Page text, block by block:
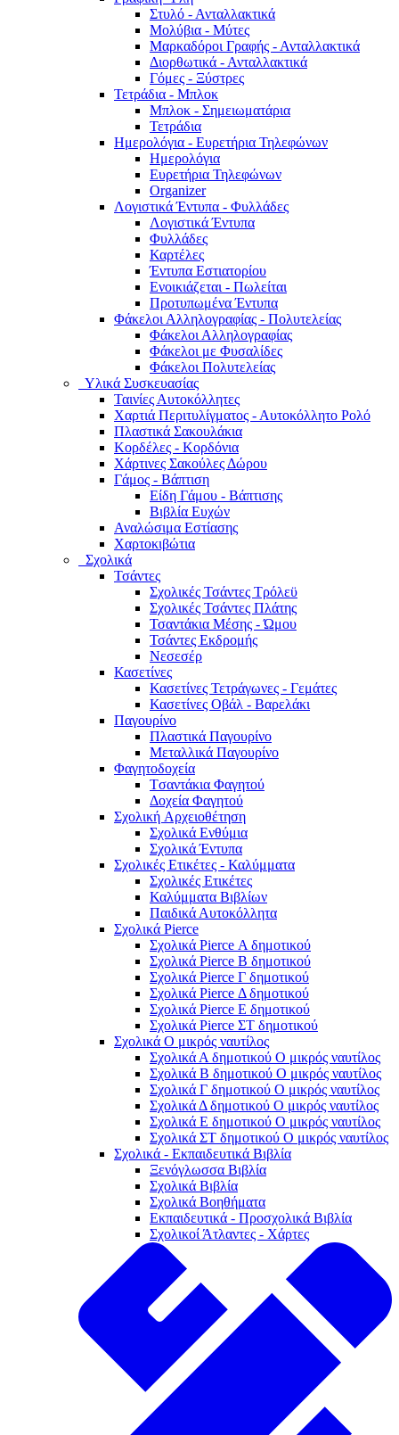
Στυλό - Ανταλλακτικά
Μολύβια - Μύτες
Μαρκαδόροι Γραφής - Ανταλλακτικά
Διορθωτικά - Ανταλλακτικά
Γόμες - Ξύστρες
Τετράδια - Μπλοκ
Μπλοκ - Σημειωματάρια
Τετράδια
Ημερολόγια - Ευρετήρια Τηλεφώνων
Ημερολόγια
Ευρετήρια Τηλεφώνων
Organizer
Λογιστικά Έντυπα - Φυλλάδες
Λογιστικά Έντυπα
Φυλλάδες
Καρτέλες
Έντυπα Εστιατορίου
Ενοικιάζεται - Πωλείται
Προτυπωμένα Έντυπα
Φάκελοι Αλληλογραφίας - Πολυτελείας
Φάκελοι Αλληλογραφίας
Φάκελοι με Φυσαλίδες
Φάκελοι Πολυτελείας
Υλικά Συσκευασίας
Ταινίες Αυτοκόλλητες
Χαρτιά Περιτυλίγματος - Αυτοκόλλητο Ρολό
Πλαστικά Σακουλάκια
Kορδέλες - Κορδόνια
Χάρτινες Σακούλες Δώρου
Γάμος - Βάπτιση
Είδη Γάμου - Βάπτισης
Βιβλία Ευχών
Αναλώσιμα Εστίασης
Χαρτοκιβώτια
Σχολικά
Τσάντες
Σχολικές Τσάντες Τρόλεϋ
Σχολικές Τσάντες Πλάτης
Τσαντάκια Μέσης - Ώμου
Τσάντες Εκδρομής
Νεσεσέρ
Κασετίνες
Κασετίνες Τετράγωνες - Γεμάτες
Κασετίνες Οβάλ - Βαρελάκι
Παγουρίνo
Πλαστικά Παγουρίνo
Μεταλλικά Παγουρίνo
Φαγητοδοχεία
Tσαντάκια Φαγητού
Δοχεία Φαγητού
Σχολική Aρχειοθέτηση
Σχολικά Ενθύμια
Σχολικά Έντυπα
Σχολικές Ετικέτες - Καλύμματα
Σχολικές Ετικέτες
Καλύμματα Βιβλίων
Παιδικά Αυτοκόλλητα
Σχολικά Pierce
Σχολικά Pierce Α δημοτικού
Σχολικά Pierce Β δημοτικού
Σχολικά Pierce Γ δημοτικού
Σχολικά Pierce Δ δημοτικού
Σχολικά Pierce Ε δημοτικού
Σχολικά Pierce ΣΤ δημοτικού
Σχολικά Ο μικρός ναυτίλος
Σχολικά Α δημοτικού Ο μικρός ναυτίλος
Σχολικά Β δημοτικού Ο μικρός ναυτίλος
Σχολικά Γ δημοτικού Ο μικρός ναυτίλος
Σχολικά Δ δημοτικού Ο μικρός ναυτίλος
Σχολικά Ε δημοτικού Ο μικρός ναυτίλος
Σχολικά ΣΤ δημοτικού Ο μικρός ναυτίλος
Σχολικά - Εκπαιδευτικά Βιβλία
Ξενόγλωσσα Βιβλία
Σχολικά Βιβλία
Σχολικά Βοηθήματα
Εκπαιδευτικά - Προσχολικά Βιβλία
Σχολικοί Άτλαντες - Χάρτες